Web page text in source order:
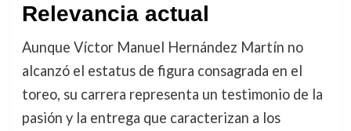
Relevancia actual
Aunque Víctor Manuel Hernández Martín no
alcanzó el estatus de figura consagrada en el
toreo, su carrera representa un testimonio de la
pasión y la entrega que caracterizan a los